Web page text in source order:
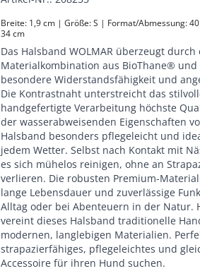
Breite: 1,9 cm | Größe: S | Format/Abmessung:
34 cm
Das Halsband WOLMAR überzeugt
Materialkombination aus BioThane® und
besondere Widerstandsfähigkeit und
Die Kontrastnaht unterstreicht das
handgefertigte Verarbeitung höchste
der wasserabweisenden Eigenschaften
Halsband besonders pflegeleicht und
jedem Wetter. Selbst nach Kontakt mit
es sich mühelos reinigen, ohne an
verlieren. Die robusten Premium-
lange Lebensdauer und zuverlässige
Alltag oder bei Abenteuern in der Natur.
vereint dieses Halsband traditionelle
modernen, langlebigen Materialien.
strapazierfähiges, pflegeleichtes und
Accessoire für ihren Hund suchen.